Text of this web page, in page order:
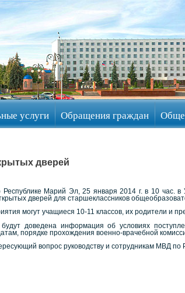
услуги Обращения граждан
дверей
Марий Эл, 25 января 2014 г. в 10 час.
дверей для старшеклассников
могут учащиеся 10-11 классов, их родители и
доведена информация об условиях
порядке прохождения военно-врачебной
вопрос руководству и сотрудникам МВД